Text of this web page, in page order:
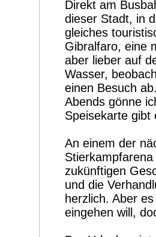
Direkt am
dieser Stadt, in
gleiches
Gibralfaro, eine
aber lieber auf
Wasser,
einen Besuch
Abends gönne
Speisekarte gibt
An einem der
zukünftigen
und die
herzlich. Aber
eingehen will,